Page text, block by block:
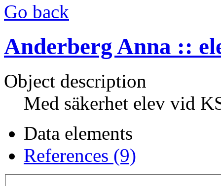
Go back
Anderberg Anna ::
Object description
Med säkerhet elev vid
Data elements
References (9)